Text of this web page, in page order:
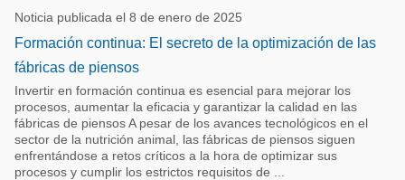
Noticia publicada el 8 de enero de 2025
Formación continua: El secreto de la optimización de las
fábricas de piensos
Invertir en formación continua es esencial para mejorar los
procesos, aumentar la eficacia y garantizar la calidad en las
fábricas de piensos A pesar de los avances tecnológicos en el
sector de la nutrición animal, las fábricas de piensos siguen
enfrentándose a retos críticos a la hora de optimizar sus
procesos y cumplir los estrictos requisitos de ...